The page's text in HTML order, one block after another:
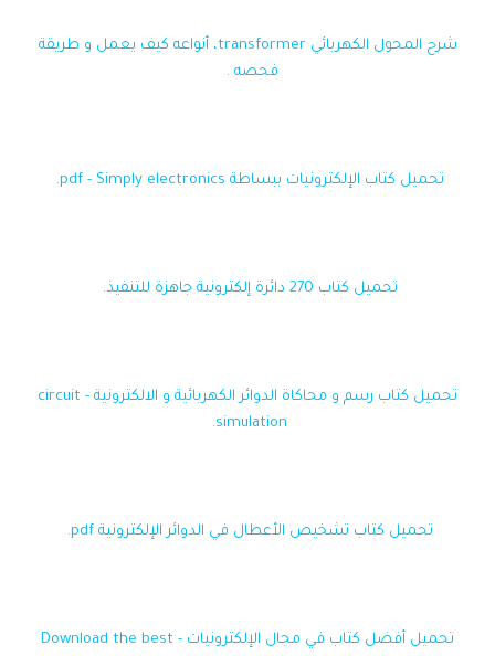
شرح المحول الكهربائي transformer، أنواعه كيف يعمل و طريقة
فحصه .
تحميل كتاب الإلكترونيات ببساطة pdf - Simply electronics.
تحميل كتاب 270 دائرة إلكترونية جاهزة للتنفيذ .
تحميل كتاب رسم و محاكاة الدوائر الكهربائية و الالكترونية - circuit
simulation.
تحميل كتاب تشخيص الأعطال في الدوائر الإلكترونية pdf.
تحميل أفضل كتاب في مجال الإلكترونيات - Download the best